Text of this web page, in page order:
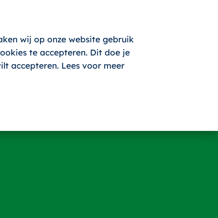
wij op onze website gebruik
te accepteren. Dit doe je
accepteren. Lees voor meer